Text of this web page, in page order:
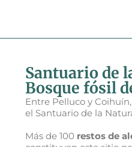
Santuario de
Bosque fósil
Entre Pelluco y
el Santuario de la
Más de 100 restos de